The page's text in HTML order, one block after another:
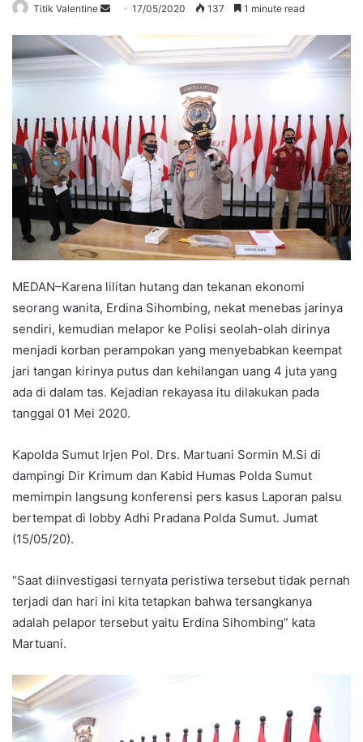
Titik Valentine
Send
email
17/05/2020 137 1 minute read
MEDAN–Karena lilitan hutang dan tekanan ekonomi
seorang wanita, Erdina Sihombing, nekat menebas jarinya
sendiri, kemudian melapor ke Polisi seolah-olah dirinya
menjadi korban perampokan yang menyebabkan keempat
jari tangan kirinya putus dan kehilangan uang 4 juta yang
ada di dalam tas. Kejadian rekayasa itu dilakukan pada
tanggal 01 Mei 2020.
Kapolda Sumut Irjen Pol. Drs. Martuani Sormin M.Si di
dampingi Dir Krimum dan Kabid Humas Polda Sumut
memimpin langsung konferensi pers kasus Laporan palsu
bertempat di lobby Adhi Pradana Polda Sumut. Jumat
(15/05/20).
“Saat diinvestigasi ternyata peristiwa tersebut tidak pernah
terjadi dan hari ini kita tetapkan bahwa tersangkanya
adalah pelapor tersebut yaitu Erdina Sihombing” kata
Martuani.